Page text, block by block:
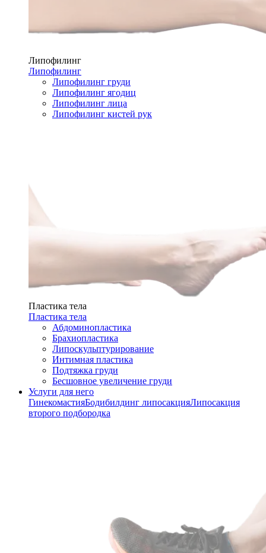
Липофилинг
Липофилинг
Липофилинг груди
Липофилинг ягодиц
Липофилинг лица
Липофилинг кистей рук
Пластика тела
Пластика тела
Абдоминопластика
Брахиопластика
Липоскульптурирование
Интимная пластика
Подтяжка груди
Бесшовное увеличение груди
Услуги для него
ГинекомастияБодибилдинг липосакцияЛипосакция
второго подбородка